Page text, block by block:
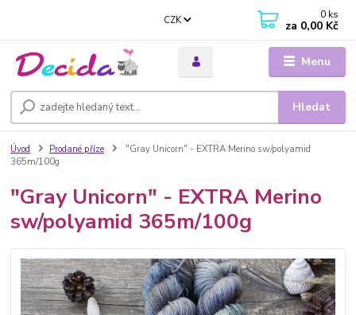
Menu
CZK
Hledat
0 ks
za 0,00 Kč
Úvod Prodané příze
"Gray Unicorn" - EXTRA Merino sw/polyamid
365m/100g
"Gray Unicorn" - EXTRA Merino
sw/polyamid 365m/100g